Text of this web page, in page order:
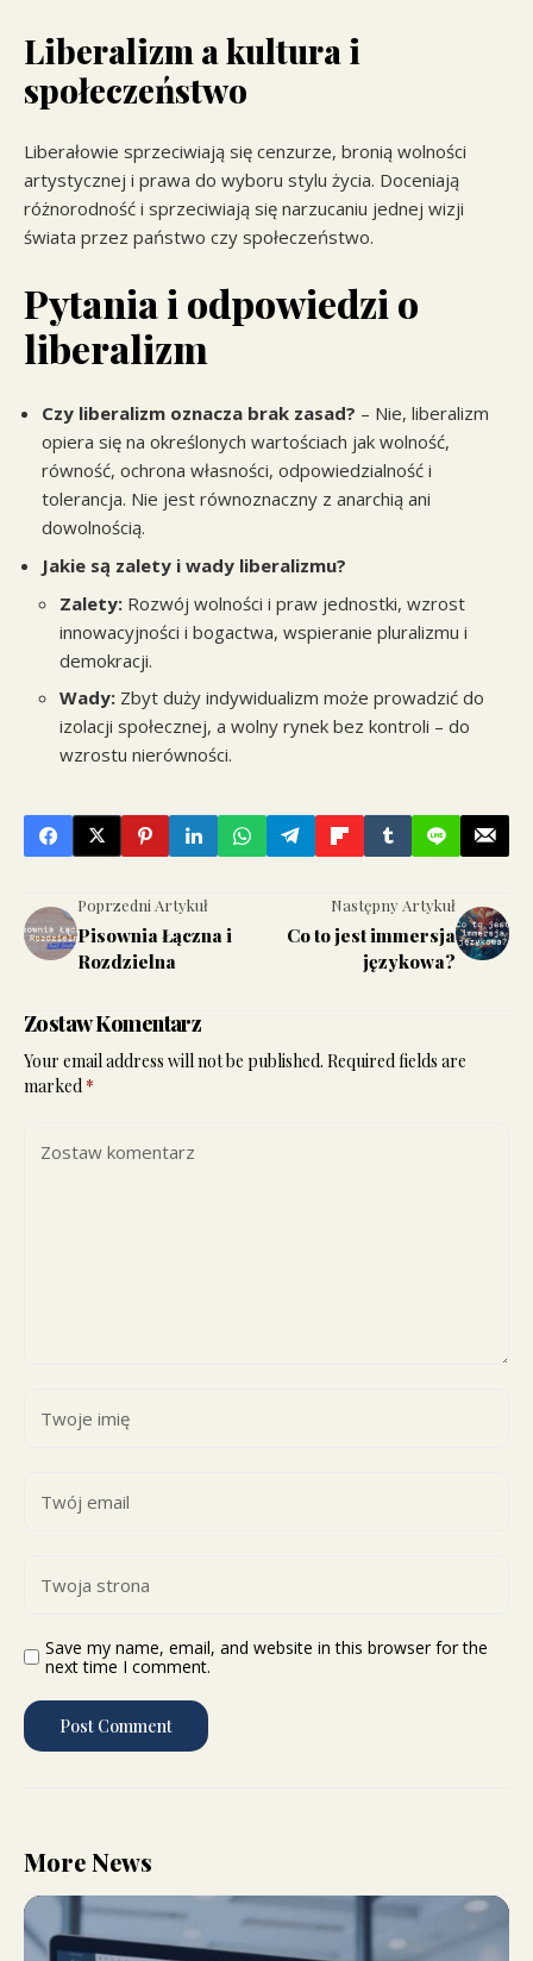
Liberalizm a kultura i
społeczeństwo
Liberałowie sprzeciwiają się cenzurze, bronią wolności
artystycznej i prawa do wyboru stylu życia. Doceniają
różnorodność i sprzeciwiają się narzucaniu jednej wizji
świata przez państwo czy społeczeństwo.
Pytania i odpowiedzi o
liberalizm
Czy liberalizm oznacza brak zasad? – Nie, liberalizm
opiera się na określonych wartościach jak wolność,
równość, ochrona własności, odpowiedzialność i
tolerancja. Nie jest równoznaczny z anarchią ani
dowolnością.
Jakie są zalety i wady liberalizmu?
Zalety: Rozwój wolności i praw jednostki, wzrost
innowacyjności i bogactwa, wspieranie pluralizmu i
demokracji.
Wady: Zbyt duży indywidualizm może prowadzić do
izolacji społecznej, a wolny rynek bez kontroli – do
wzrostu nierówności.
Poprzedni Artykuł
Pisownia Łączna i
Rozdzielna
Następny Artykuł
Co to jest immersja
językowa?
Zostaw Komentarz
Your email address will not be published. Required fields are
marked *
Save my name, email, and website in this browser for the
next time I comment.
More News